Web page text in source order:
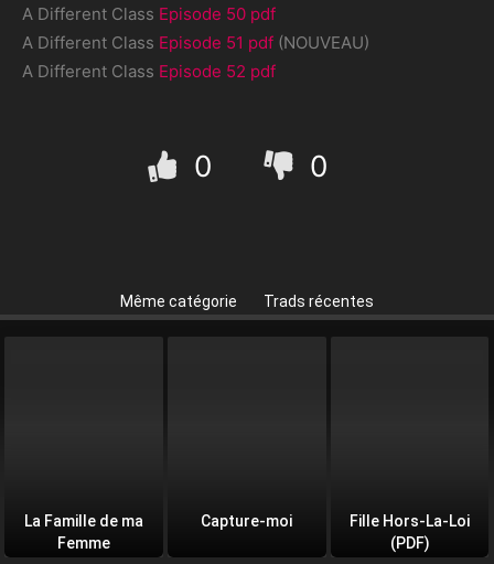
A Different Class Episode 50 pdf
A Different Class Episode 51 pdf (NOUVEAU)
A Different Class Episode 52 pdf
0 0
Même catégorie Trads récentes
La Famille de ma
Femme
Capture-moi
Fille Hors-La-Loi
(PDF)